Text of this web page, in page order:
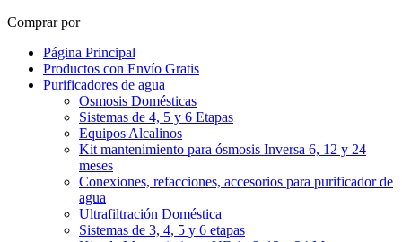
Comprar por
Página Principal
Productos con Envío Gratis
Purificadores de agua
Osmosis Domésticas
Sistemas de 4, 5 y 6 Etapas
Equipos Alcalinos
Kit mantenimiento para ósmosis Inversa 6, 12 y 24
meses
Conexiones, refacciones, accesorios para purificador de
agua
Ultrafiltración Doméstica
Sistemas de 3, 4, 5 y 6 etapas